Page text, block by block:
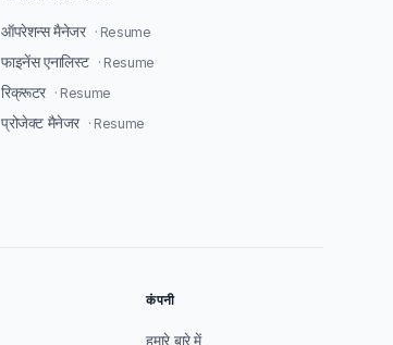
ऑपरेशन्स मैनेजर · Resume
फाइनेंस एनालिस्ट · Resume
रिक्रूटर · Resume
प्रोजेक्ट मैनेजर · Resume
कंपनी
हमारे बारे में